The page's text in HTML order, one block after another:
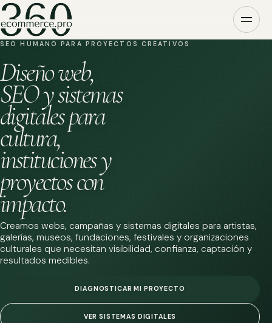
SEO HUMANO PARA PROYECTOS CREATIVOS
Diseño web,
SEO y sistemas
digitales para
cultura,
instituciones y
proyectos con
impacto.
Creamos webs, campañas y sistemas digitales para artistas,
galerías, museos, fundaciones, festivales y organizaciones
culturales que necesitan visibilidad, confianza, captación y
resultados medibles.
DIAGNOSTICAR MI PROYECTO
VER SISTEMAS DIGITALES